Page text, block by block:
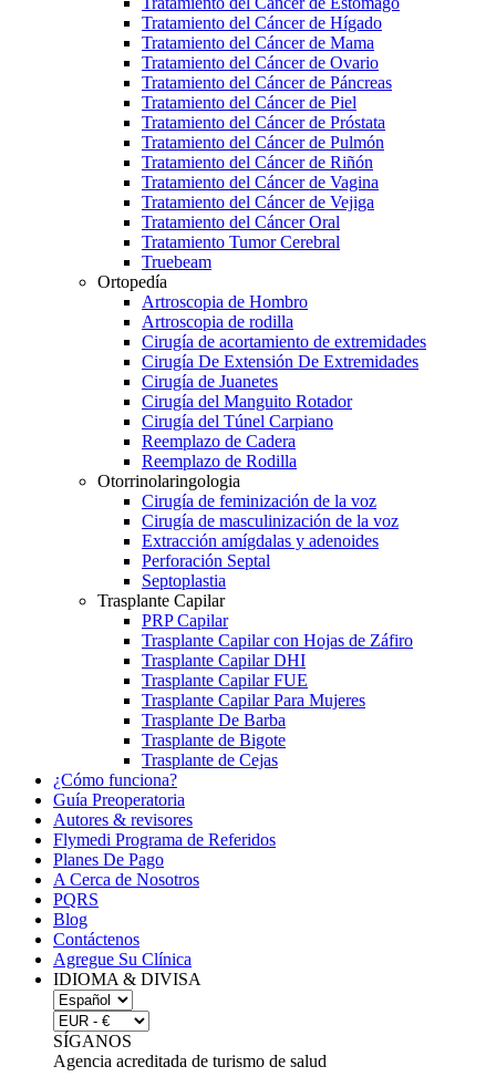
Tratamiento del Cáncer de Hígado
Tratamiento del Cáncer de Mama
Tratamiento del Cáncer de Ovario
Tratamiento del Cáncer de Páncreas
Tratamiento del Cáncer de Piel
Tratamiento del Cáncer de Próstata
Tratamiento del Cáncer de Pulmón
Tratamiento del Cáncer de Riñón
Tratamiento del Cáncer de Vagina
Tratamiento del Cáncer de Vejiga
Tratamiento del Cáncer Oral
Tratamiento Tumor Cerebral
Truebeam
Ortopedía
Artroscopia de Hombro
Artroscopia de rodilla
Cirugía de acortamiento de extremidades
Cirugía De Extensión De Extremidades
Cirugía de Juanetes
Cirugía del Manguito Rotador
Cirugía del Túnel Carpiano
Reemplazo de Cadera
Reemplazo de Rodilla
Otorrinolaringologia
Cirugía de feminización de la voz
Cirugía de masculinización de la voz
Extracción amígdalas y adenoides
Perforación Septal
Septoplastia
Trasplante Capilar
PRP Capilar
Trasplante Capilar con Hojas de Záfiro
Trasplante Capilar DHI
Trasplante Capilar FUE
Trasplante Capilar Para Mujeres
Trasplante De Barba
Trasplante de Bigote
Trasplante de Cejas
¿Cómo funciona?
Guía Preoperatoria
Autores & revisores
Flymedi Programa de Referidos
Planes De Pago
A Cerca de Nosotros
PQRS
Blog
Contáctenos
Agregue Su Clínica
IDIOMA & DIVISA
SÍGANOS
Agencia acreditada de turismo de salud